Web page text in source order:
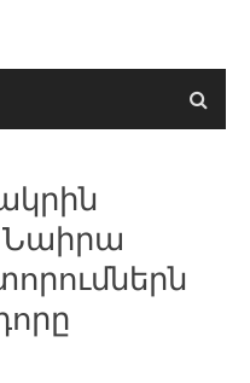
Նաիրա